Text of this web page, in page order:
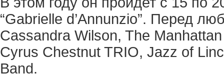
“Gabrielle d’Annunzio”. Перед
Cassandra Wilson, The
Cyrus Chestnut TRIO, Jazz of
Band.